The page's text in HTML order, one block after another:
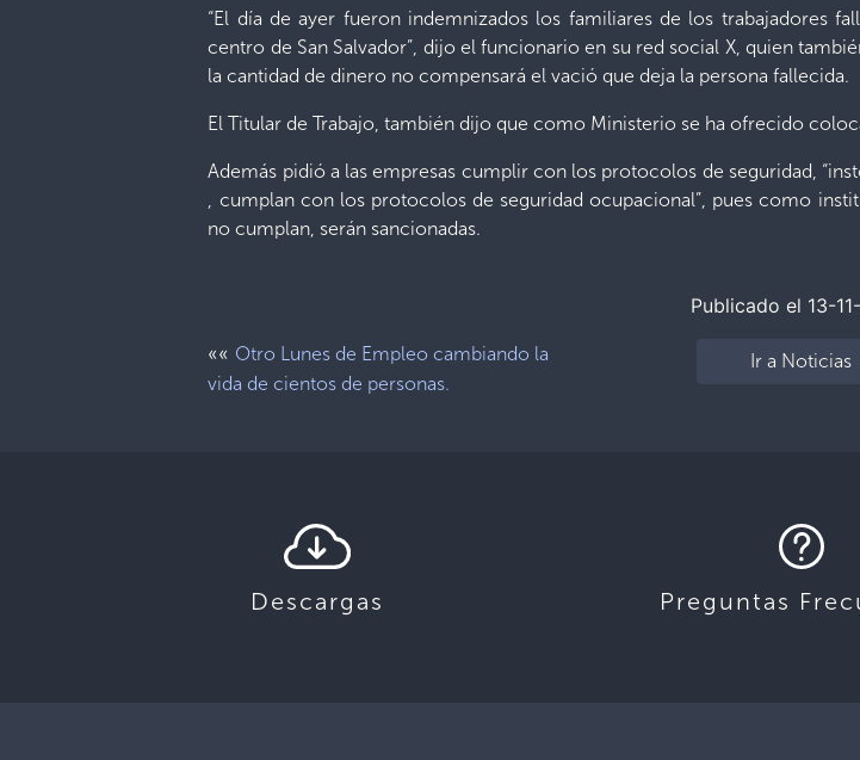
“El día de ayer fueron indemnizados los familiares de los trabajadores
centro de San Salvador”, dijo el funcionario en su red social X, quien
la cantidad de dinero no compensará el vació que deja la persona fallecida.
El Titular de Trabajo, también dijo que como Ministerio se ha ofrecido
Además pidió a las empresas cumplir con los protocolos de seguridad,
, cumplan con los protocolos de seguridad ocupacional”, pues como
no cumplan, serán sancionadas.
Publicado el 13-
«« Otro Lunes de Empleo cambiando la
vida de cientos de personas.
Ir a Noticias
Descargas Preguntas